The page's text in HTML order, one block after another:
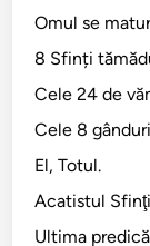
Omul se
8 Sfinți
Cele 24 de
Cele 8
El, Totul.
Acatistul
Ultima